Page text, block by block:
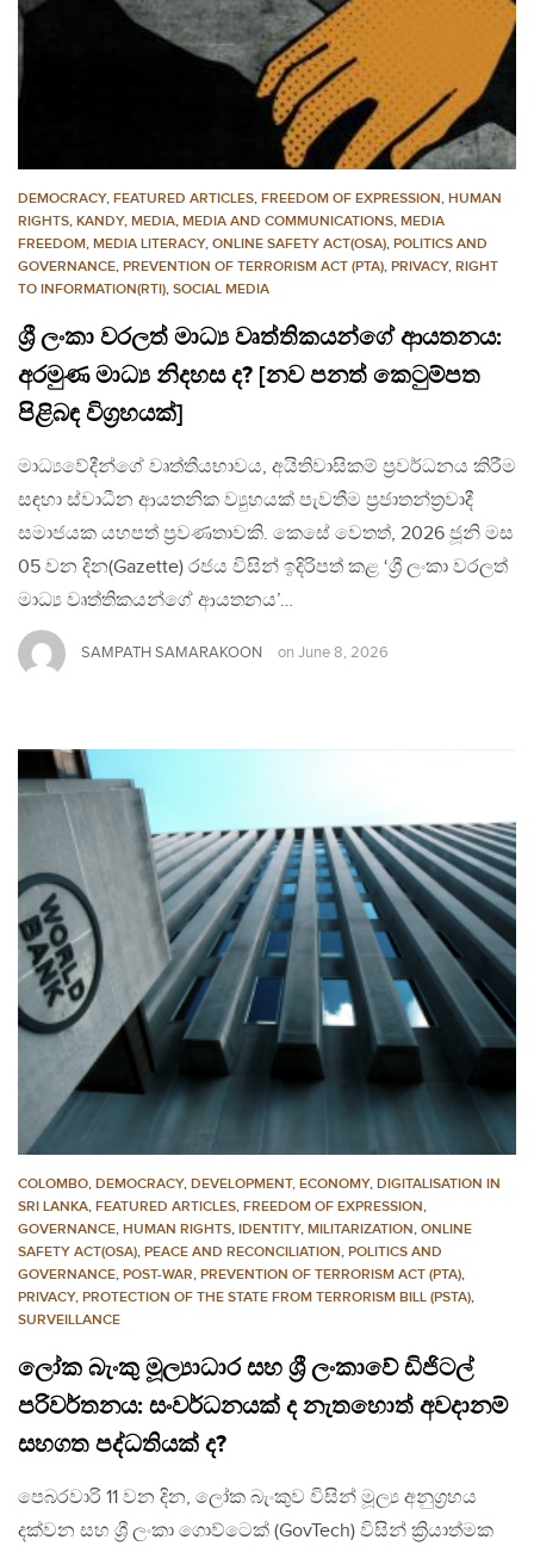
DEMOCRACY, FEATURED ARTICLES, FREEDOM OF EXPRESSION, HUMAN
RIGHTS, KANDY, MEDIA, MEDIA AND COMMUNICATIONS, MEDIA
FREEDOM, MEDIA LITERACY, ONLINE SAFETY ACT(OSA), POLITICS AND
GOVERNANCE, PREVENTION OF TERRORISM ACT (PTA), PRIVACY, RIGHT
TO INFORMATION(RTI), SOCIAL MEDIA
ශ්‍රී ලංකා වරලත් මාධ්‍ය වෘත්තිකයන්ගේ ආයතනය:
අරමුණ මාධ්‍ය නිදහස ද? [නව පනත් කෙටුම්පත
පිළිබඳ විග්‍රහයක්]
මාධ්‍යවේදීන්ගේ වෘත්තීයභාවය, අයිතිවාසිකම් ප්‍රවර්ධනය කිරීම
සඳහා ස්වාධීන ආයතනික ව්‍යුහයක් පැවතීම ප්‍රජාතන්ත්‍රවාදී
සමාජයක යහපත් ප්‍රවණතාවකි. කෙසේ වෙතත්, 2026 ජූනි මස
05 වන දින(Gazette) රජය විසින් ඉදිරිපත් කළ ‘ශ්‍රී ලංකා වරලත්
මාධ්‍ය වෘත්තිකයන්ගේ ආයතනය’…
SAMPATH SAMARAKOON on June 8, 2026
COLOMBO, DEMOCRACY, DEVELOPMENT, ECONOMY, DIGITALISATION IN
SRI LANKA, FEATURED ARTICLES, FREEDOM OF EXPRESSION,
GOVERNANCE, HUMAN RIGHTS, IDENTITY, MILITARIZATION, ONLINE
SAFETY ACT(OSA), PEACE AND RECONCILIATION, POLITICS AND
GOVERNANCE, POST-WAR, PREVENTION OF TERRORISM ACT (PTA),
PRIVACY, PROTECTION OF THE STATE FROM TERRORISM BILL (PSTA),
SURVEILLANCE
ලෝක බැංකු මූල්‍යාධාර සහ ශ්‍රී ලංකාවේ ඩිජිටල්
පරිවර්තනය: සංවර්ධනයක් ද නැතහොත් අවදානම්
සහගත පද්ධතියක් ද?
පෙබරවාරි 11 වන දින, ලෝක බැංකුව විසින් මූල්‍ය අනුග්‍රහය
දක්වන සහ ශ්‍රී ලංකා ගොව්ටෙක් (GovTech) විසින් ක්‍රියාත්මක